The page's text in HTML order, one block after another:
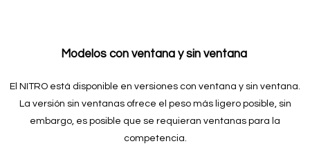
Modelos con ventana y sin ventana
El NITRO está disponible en versiones con ventana y sin ventana.
La versión sin ventanas ofrece el peso más ligero posible, sin
embargo, es posible que se requieran ventanas para la
competencia.